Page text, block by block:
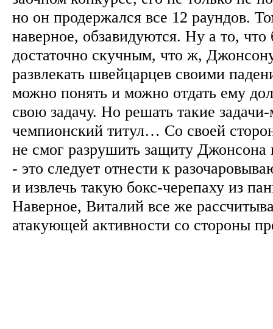
но он продержался все 12 раундов.
наверное, обзавидуются. Ну а то, что
достаточно скучным, что ж,
развлекать швейцарцев своими
можно понять и можно отдать ему
свою задачу. Но решать такие
чемпионский титул… Со своей
не смог разрушить защиту Джонсона
- это следует отнести к
и извлечь такую бокс-черепаху из
Наверное, Виталий все же
атакующей активности со стороны